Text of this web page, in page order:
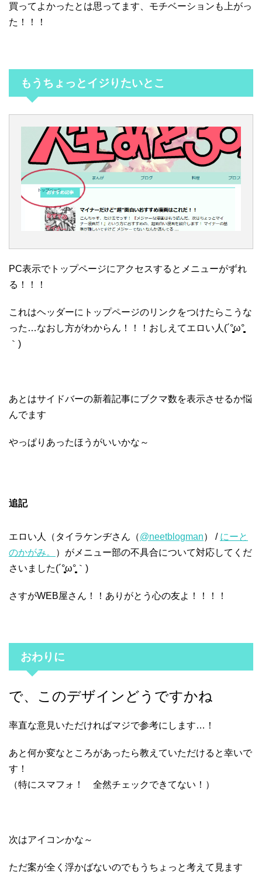
買ってよかったとは思ってます、モチベーションも上がっ
た！！！
もうちょっとイジりたいとこ
PC表示でトップページにアクセスするとメニューがずれ
る！！！
これはヘッダーにトップページのリンクをつけたらこうな
った…なおし方がわからん！！！おしえてエロい人(´°̥̥̥̥̥̥̥̥ω°̥̥̥̥̥̥̥̥
｀)
あとはサイドバーの新着記事にブクマ数を表示させるか悩
んでます
やっぱりあったほうがいいかな～
追記
エロい人（タイラケンヂさん（@neetblogman） / にーと
のかがみ。
）がメニュー部の不具合について対応してくだ
さいました(´°̥̥̥̥̥̥̥̥ω°̥̥̥̥̥̥̥̥｀)
さすがWEB屋さん！！ありがとう心の友よ！！！！
おわりに
で、このデザインどうですかね
率直な意見いただければマジで参考にします…！
あと何か変なところがあったら教えていただけると幸いで
す！
（特にスマフォ！ 全然チェックできてない！）
次はアイコンかな～
ただ案が全く浮かばないのでもうちょっと考えて見ます